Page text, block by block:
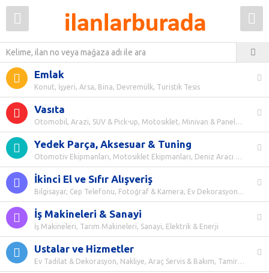
Emlak
Konut, İşyeri, Arsa, Bina, Devremülk, Turistik Tesis
Vasıta
Otomobil, Arazi, SUV & Pick-up, Motosiklet, Minivan & Panelvan, Ticari Araçlar, Kiralık Araçlar, Deniz Araçları, Hasarlı Araçlar, Klasik Araçlar, Elektrikli Araçlar, Modifiye Araçlar, Hava Araçları, ATV, UTV, Karavan, Engelli Plakalı Araçlar
Yedek Parça, Aksesuar & Tuning
Otomotiv Ekipmanları, Motosiklet Ekipmanları, Deniz Aracı Ekipmanları
İkinci El ve Sıfır Alışveriş
Bilgisayar, Cep Telefonu, Fotoğraf & Kamera, Ev Dekorasyon, Ev Elektroniği, Elektrikli Ev Aletleri, Giyim & Aksesuar, Saat, Anne & Bebek, Kişisel Bakım & Kozmetik, Hobi & Oyuncak, Oyun & Konsol, Kitap, Dergi & Film, Müzik, Spor, Takı, Mücevher & Altın, Koleksiyon, Antika, Bahçe & Yapı Market, Teknik Elektronik, Medikal Ürünler, Ofis & Kırtasiye, Yiyecek & İçecek, Diğer Her Şey, Ruhsatlı Silahlar
İş Makineleri & Sanayi
İş Makineleri, Tarım Makineleri, Sanayi, Elektrik & Enerji
Ustalar ve Hizmetler
Ev Tadilat & Dekorasyon, Nakliye, Araç Servis & Bakım, Tamirat & Teknik Servis, Düğün & Etkinlik, Diğer Hizmetler